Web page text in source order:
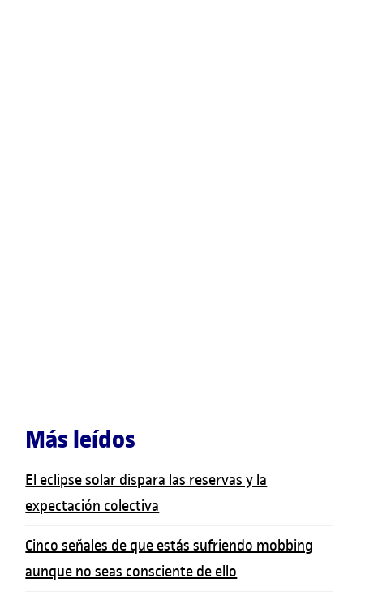
Más leídos
El eclipse solar dispara las reservas y la
expectación colectiva
Cinco señales de que estás sufriendo mobbing
aunque no seas consciente de ello